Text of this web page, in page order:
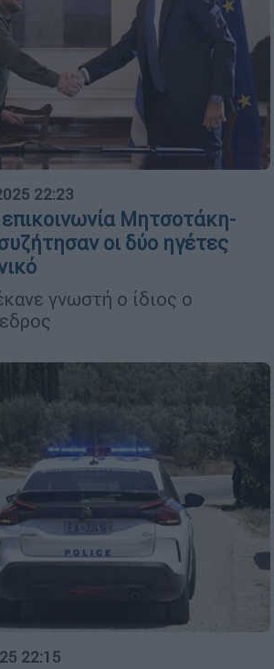
22:23
Μητσοτάκη-
οι δύο ηγέτες
γνωστή ο ίδιος ο
22:15